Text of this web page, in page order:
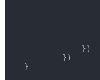
                })
            })
    }